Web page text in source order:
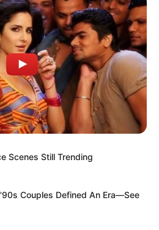
a compra de esfigmomanômetros,
colete ou esse material deverá ser
que será repassado pelo Fundo
as ações do Programa.
Scenes Still Trending
Couples Defined An Era—See